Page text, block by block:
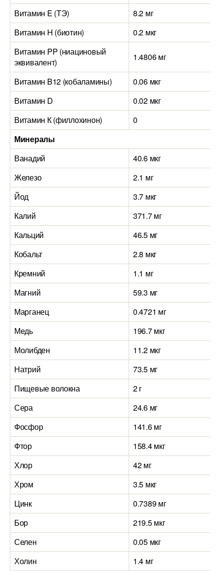
Витамин E (ТЭ)
8.2 мг
Витамин H (биотин)
0.2 мкг
Витамин PP (ниациновый
эквивалент)
1.4806 мг
Витамин B12 (кобаламины)
0.06 мкг
Витамин D
0.02 мкг
Витамин К (филлохинон)
0
Минералы
Ванадий
40.6 мкг
Железо
2.1 мг
Йод
3.7 мкг
Калий
371.7 мг
Кальций
46.5 мг
Кобальт
2.8 мкг
Кремний
1.1 мг
Магний
59.3 мг
Марганец
0.4721 мг
Медь
196.7 мкг
Молибден
11.2 мкг
Натрий
73.5 мг
Пищевые волокна
2 г
Сера
24.6 мг
Фосфор
141.6 мг
Фтор
158.4 мкг
Хлор
42 мг
Хром
3.5 мкг
Цинк
0.7389 мг
Бор
219.5 мкг
Селен
0.05 мкг
Холин
1.4 мг